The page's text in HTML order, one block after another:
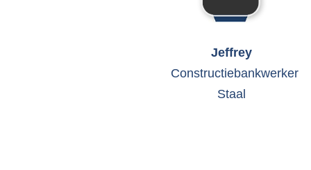
Jeffrey
Constructiebankwerker
Staal